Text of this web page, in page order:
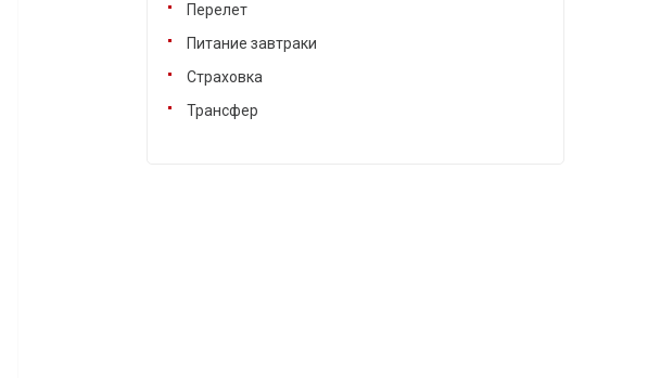
Перелет
Питание завтраки
Страховка
Трансфер